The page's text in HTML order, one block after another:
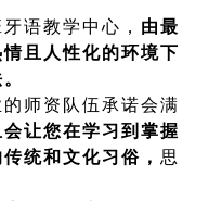
语教学中心， 由最
且人性化的环境下
师资队伍承诺会满
让您在学习到掌握
统和文化习俗， 思